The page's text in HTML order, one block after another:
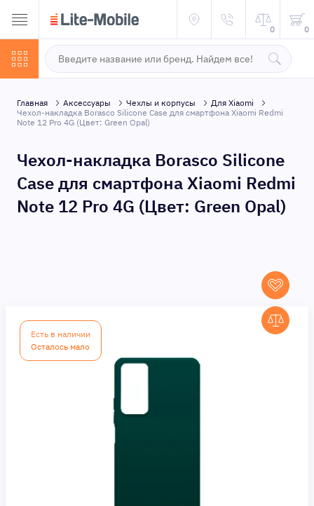
0 0
Главная Аксессуары Чехлы и корпусы
Для Xiaomi
Чехол-накладка Borasco Silicone Сase для смартфона Xiaomi Redmi
Note 12 Pro 4G (Цвет: Green Opal)
Чехол-накладка Borasco Silicone
Сase для смартфона Xiaomi Redmi
Note 12 Pro 4G (Цвет: Green Opal)
Есть в наличии
Осталось мало